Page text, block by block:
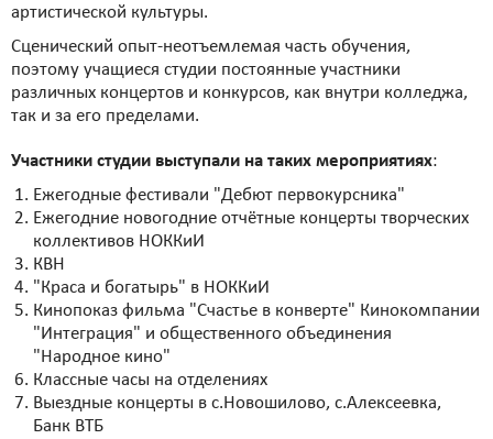
артистической культуры.
Сценический опыт-неотъемлемая часть обучения,
поэтому учащиеся студии постоянные участники
различных концертов и конкурсов, как внутри колледжа,
так и за его пределами.
Участники студии выступали на таких мероприятиях:
Ежегодные фестивали "Дебют первокурсника"
Ежегодние новогодние отчётные концерты творческих
коллективов НОККиИ
КВН
"Краса и богатырь" в НОККиИ
Кинопоказ фильма "Счастье в конверте" Кинокомпании
"Интеграция" и общественного объединения
"Народное кино"
Классные часы на отделениях
Выездные концерты в с.Новошилово, с.Алексеевка,
Банк ВТБ